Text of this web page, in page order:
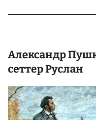
Александр
сеттер Руслан